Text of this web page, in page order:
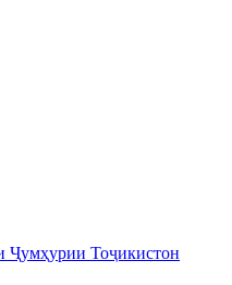
Ҷумҳурии Тоҷикистон